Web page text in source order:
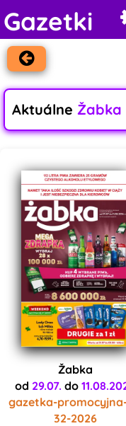
Gazetki
Aktuálne Žabka
Žabka
od 29.07. do
gazetka-
32-2026